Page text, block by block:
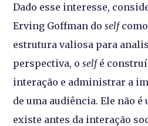
Dado esse interesse,
Erving Goffman doself
estrutura valiosa para
perspectiva, oselfé
interação e administrar a
de uma audiência. Ele não é
existe antes da interação